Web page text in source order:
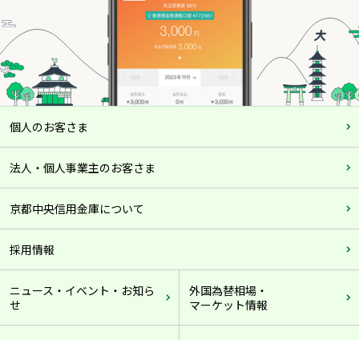
・お申込みに際しましては当金庫所定の審査をさせて
いただきます。審査結果によってはご希望に添えな
い場合もございますのであらかじめご了承くださ
い。
・本申込によって、当金庫からのお借入総額（一部の
借入金除く）が700万円を超える場合には、当金庫
合、別途出資金（1万円以上）が必要となります。
・ご契約後、当金庫の営業地区外へ転出されかつ地区
内で勤労することがなくなった場合には、当金庫の
会員資格を喪失し、以後の新規借入はできなくなり
ます。
また、再度当金庫の営業地区内に転入等の予定がな
い場合には、本契約を解除すると共に、お借入残高
個人のお客さま
法人・個人事業主のお客さま
京都中央信用金庫について
採用情報
ニュース・イベント・お知ら
せ
外国為替相場・
マーケット情報